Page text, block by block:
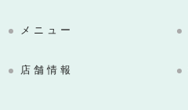
メニュー
店舗情報